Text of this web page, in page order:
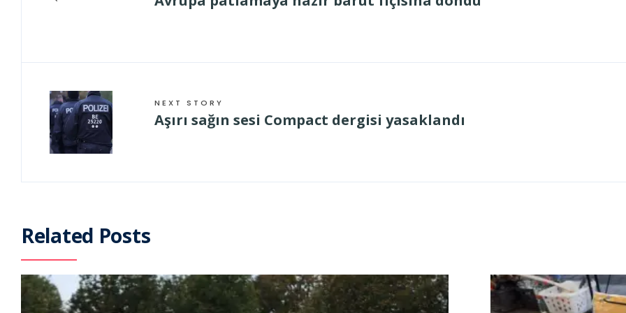
NEXT STORY
Aşırı sağın sesi Compact dergisi yasaklandı
Related Posts